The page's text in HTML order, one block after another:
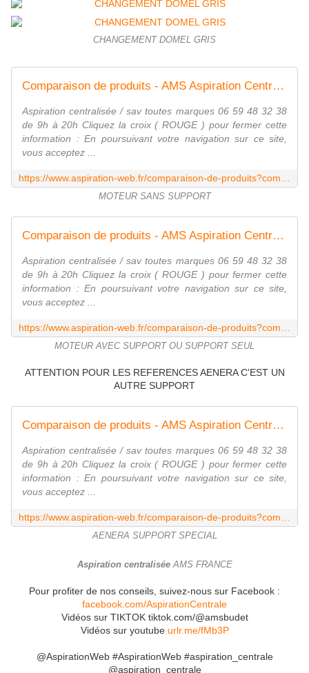
CHANGEMENT DOMEL GRIS
Comparaison de produits - AMS Aspiration Centralisée
Aspiration centralisée / sav toutes marques 06 59 48 32 38
de 9h à 20h Cliquez la croix ( ROUGE ) pour fermer cette
information : En poursuivant votre navigation sur ce site,
vous acceptez ...
MOTEUR SANS SUPPORT
Comparaison de produits - AMS Aspiration Centralisée
Aspiration centralisée / sav toutes marques 06 59 48 32 38
de 9h à 20h Cliquez la croix ( ROUGE ) pour fermer cette
information : En poursuivant votre navigation sur ce site,
vous acceptez ...
MOTEUR AVEC SUPPORT OU SUPPORT SEUL
ATTENTION POUR LES REFERENCES AENERA C'EST UN
AUTRE SUPPORT
Comparaison de produits - AMS Aspiration Centralisée
Aspiration centralisée / sav toutes marques 06 59 48 32 38
de 9h à 20h Cliquez la croix ( ROUGE ) pour fermer cette
information : En poursuivant votre navigation sur ce site,
vous acceptez ...
AENERA SUPPORT SPECIAL
Aspiration centraliséeAMS FRANCE
Pour profiter de nos conseils, suivez-nous sur Facebook :
facebook.com/AspirationCentrale
Vidéos sur TIKTOK tiktok.com/@amsbudet
Vidéos sur youtubeurlr.me/fMb3P
@AspirationWeb #AspirationWeb #aspiration_centrale
@aspiration_centrale